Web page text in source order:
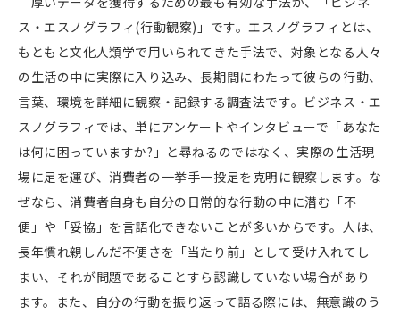
ス・エスノグラフィ (行動観察) 」です。エスノグラフィとは、
もともと文化人類学で用いられてきた手法で、対象となる人々
の生活の中に実際に入り込み、長期間にわたって彼らの行動、
言葉、環境を詳細に観察・記録する調査法です。ビジネス・エ
スノグラフィでは、単にアンケートやインタビューで「あなた
は何に困っていますか? 」と尋ねるのではなく、実際の生活現
場に足を運び、消費者の一挙手一投足を克明に観察します。な
ぜなら、消費者自身も自分の日常的な行動の中に潜む「不
便」や「妥協」を言語化できないことが多いからです。人は、
長年慣れ親しんだ不便さを「当たり前」として受け入れてし
まい、それが問題であることすら認識していない場合があり
ます。また、自分の行動を振り返って語る際には、無意識のう